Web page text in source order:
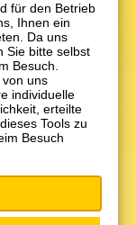
für den Betrieb
Ihnen ein
Da uns
Sie bitte selbst
Besuch.
uns
individuelle
erteilte
Tools zu
Besuch